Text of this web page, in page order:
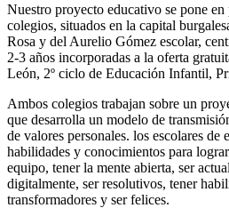
Nuestro proyecto educativo se pone en
colegios, situados en la capital
Rosa y del Aurelio Gómez escolar,
2-3 años incorporadas a la oferta
León, 2º ciclo de Educación Infantil,
Ambos colegios trabajan sobre un
que desarrolla un modelo de
de valores personales. los escolares de
habilidades y conocimientos para
equipo, tener la mente abierta, ser
digitalmente, ser resolutivos, tener
transformadores y ser felices.